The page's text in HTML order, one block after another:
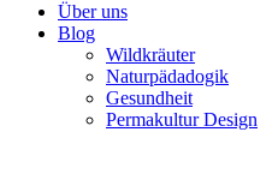
Über uns
Blog
Wildkräuter
Naturpädadogik
Gesundheit
Permakultur Design